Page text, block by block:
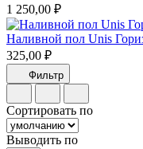
1 250,00 ₽
Наливной пол Unis
325,00 ₽
Фильтр
Сортировать по
Выводить по